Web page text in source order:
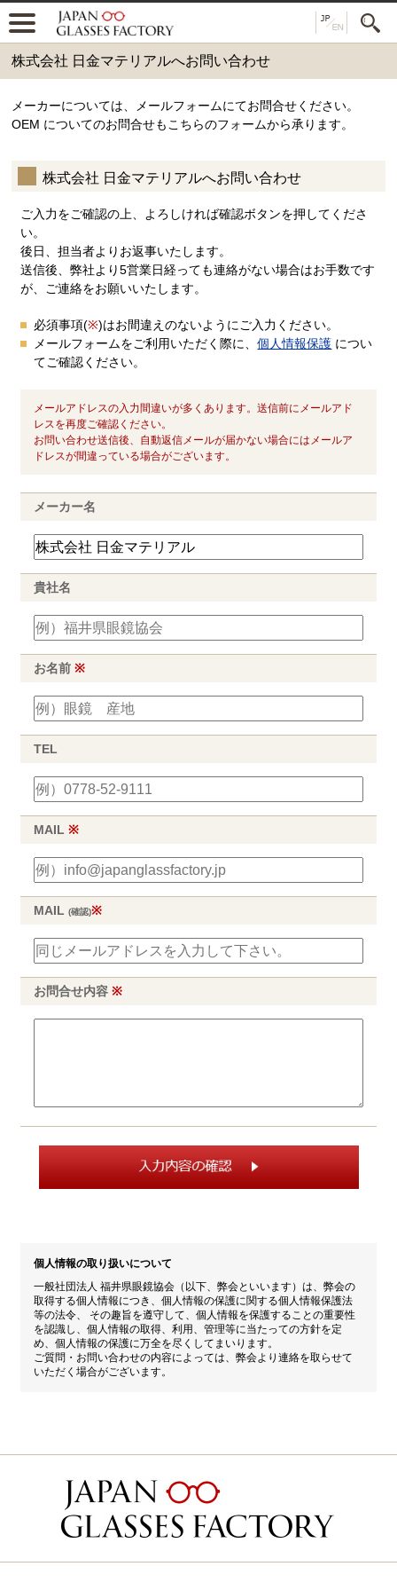
株式会社 日金マテリアルへお問い合わせ
メーカーについては、メールフォームにてお問合せください。
OEM についてのお問合せもこちらのフォームから承ります。
株式会社 日金マテリアルへお問い合わせ
ご入力をご確認の上、よろしければ確認ボタンを押してくださ
い。
後日、担当者よりお返事いたします。
送信後、弊社より5営業日経っても連絡がない場合はお手数です
が、ご連絡をお願いいたします。
必須事項(※)はお間違えのないようにご入力ください。
メールフォームをご利用いただく際に、個人情報保護 につい
てご確認ください。
メールアドレスの入力間違いが多くあります。送信前にメールアド
レスを再度ご確認ください。
お問い合わせ送信後、自動返信メールが届かない場合にはメールア
ドレスが間違っている場合がございます。
メーカー名
貴社名
お名前※
TEL
MAIL※
MAIL(確認)※
お問合せ内容※
個人情報の取り扱いについて
一般社団法人 福井県眼鏡協会（以下、弊会といいます）は、弊会の
取得する個人情報につき、個人情報の保護に関する個人情報保護法
等の法令、 その趣旨を遵守して、個人情報を保護することの重要性
を認識し、個人情報の取得、利用、管理等に当たっての方針を定
め、個人情報の保護に万全を尽くしてまいります。
ご質問・お問い合わせの内容によっては、弊会より連絡を取らせて
いただく場合がございます。